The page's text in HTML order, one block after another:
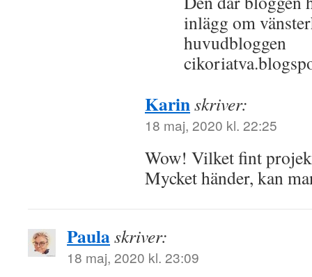
inlägg om
huvudbloggen
Karinskriver:
18 maj, 2020 kl. 22:25
Wow! Vilket fint
Mycket händer, kan
Paulaskriver:
18 maj, 2020 kl. 23:09